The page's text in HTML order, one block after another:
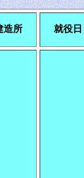
造所 就役日